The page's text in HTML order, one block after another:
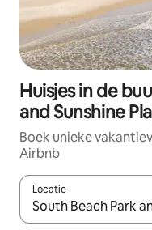
Huisjes in de
and Sunshine
Boek unieke
Airbnb
Locatie
Wanneer er